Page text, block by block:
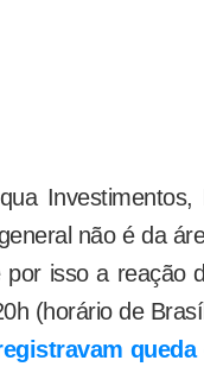
Investimentos,
não é da
por isso a reação
(horário de
queda